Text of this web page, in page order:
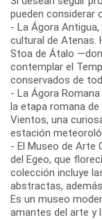
pueden considerar
- La Ágora
cultural de Atenas.
Stoa de Átalo
contemplar el
conservados de
- La Ágora
la etapa romana
Vientos, una
estación
- El Museo de Arte
del Egeo, que
colección incluye
abstractas,
Es un museo
amantes del arte y